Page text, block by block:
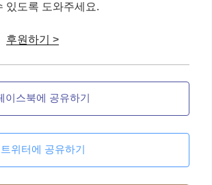
있도록 도와주세요.
후원하기 >
이스북에 공유하기
트위터에 공유하기